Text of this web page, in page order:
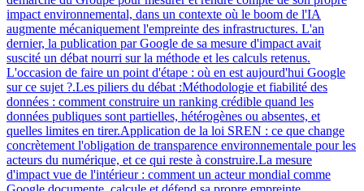
impact environnemental, dans un contexte où le boom de l'IA
augmente mécaniquement l'empreinte des infrastructures. L'an
dernier, la publication par Google de sa mesure d'impact avait
suscité un débat nourri sur la méthode et les calculs retenus.
L'occasion de faire un point d'étape : où en est aujourd'hui Google
sur ce sujet ?.Les piliers du débat :Méthodologie et fiabilité des
données : comment construire un ranking crédible quand les
données publiques sont partielles, hétérogènes ou absentes, et
quelles limites en tirer.Application de la loi SREN : ce que change
concrètement l'obligation de transparence environnementale pour les
acteurs du numérique, et ce qui reste à construire.La mesure
d'impact vue de l'intérieur : comment un acteur mondial comme